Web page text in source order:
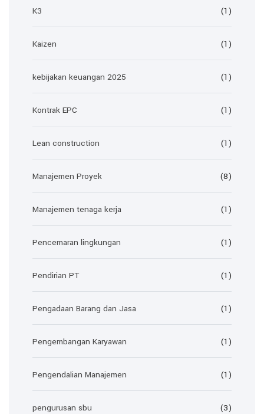
K3 (1)
Kaizen (1)
kebijakan keuangan 2025 (1)
Kontrak EPC (1)
Lean construction (1)
Manajemen Proyek (8)
Manajemen tenaga kerja (1)
Pencemaran lingkungan (1)
Pendirian PT (1)
Pengadaan Barang dan Jasa (1)
Pengembangan Karyawan (1)
Pengendalian Manajemen (1)
pengurusan sbu (3)